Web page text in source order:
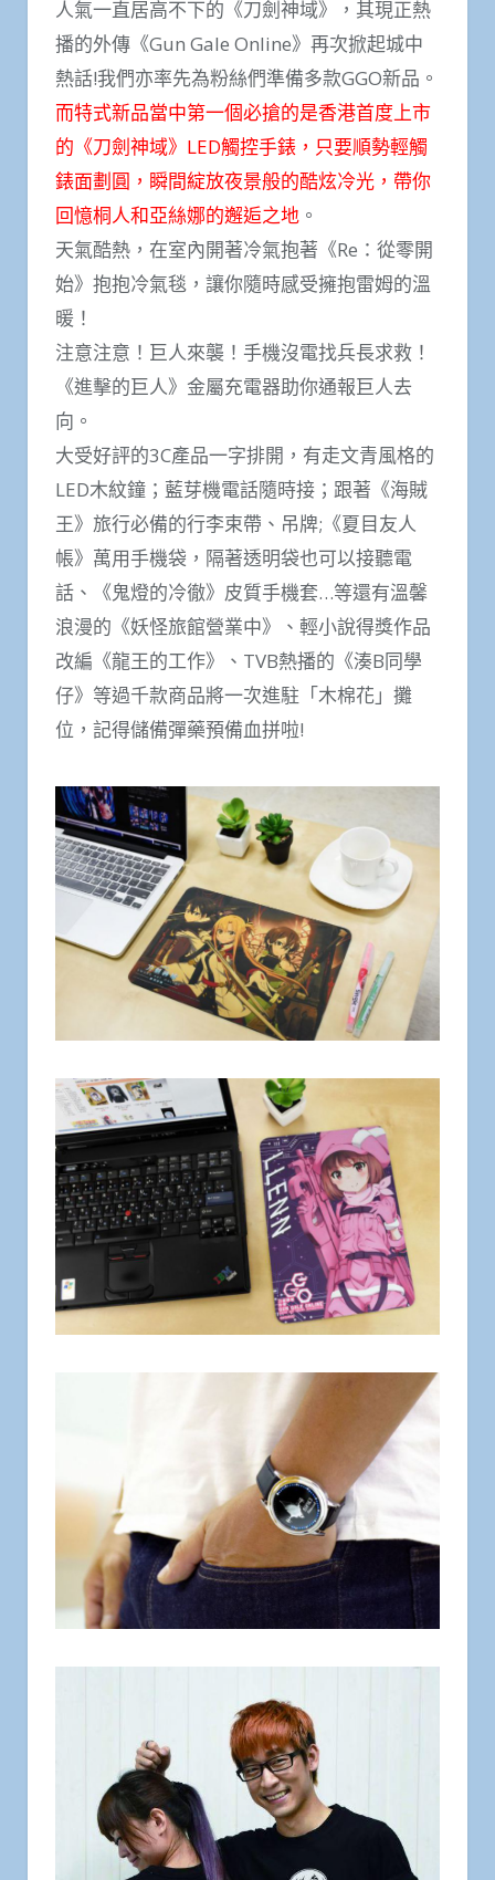
人氣一直居高不下的《刀劍神域》，其現正熱
播的外傳《Gun Gale Online》再次掀起城中
熱話!我們亦率先為粉絲們準備多款GGO新品。
而特式新品當中第一個必搶的是香港首度上市
的《刀劍神域》LED觸控手錶，只要順勢輕觸
錶面劃圓，瞬間綻放夜景般的酷炫冷光，帶你
回憶桐人和亞絲娜的邂逅之地 。
天氣酷熱，在室內開著冷氣抱著《Re：從零開
始》抱抱冷氣毯，讓你隨時感受擁抱雷姆的溫
暖！
注意注意！巨人來襲！手機沒電找兵長求救！
《進擊的巨人》金屬充電器助你通報巨人去
向。
大受好評的3C產品一字排開，有走文青風格的
LED木紋鐘；藍芽機電話隨時接；跟著《海賊
王》旅行必備的行李束帶、吊牌;《夏目友人
帳》萬用手機袋，隔著透明袋也可以接聽電
話、《鬼燈的冷徹》皮質手機套…等還有溫馨
浪漫的《妖怪旅館營業中》、輕小說得獎作品
改編《龍王的工作》、TVB熱播的《湊B同學
仔》等過千款商品將一次進駐「木棉花」攤
位，記得儲備彈藥預備血拼啦!